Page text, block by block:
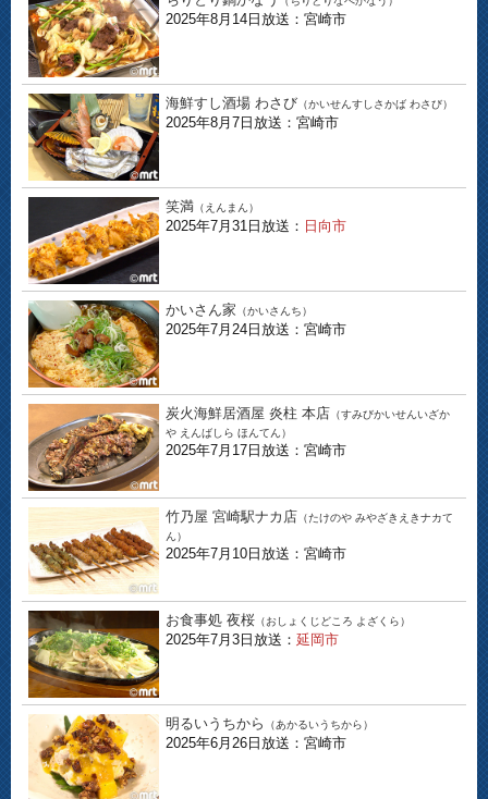
2025年8月14日放送：宮崎市
海鮮すし酒場 わさび （かいせんすしさかば わさび）
2025年8月7日放送：宮崎市
笑満 （えんまん）
2025年7月31日放送： 日向市
かいさん家 （かいさんち）
2025年7月24日放送：宮崎市
炭火海鮮居酒屋 炎柱 本店 （すみびかいせんいざか
や えんばしら ほんてん）
2025年7月17日放送：宮崎市
竹乃屋 宮崎駅ナカ店 （たけのや みやざきえきナカて
ん）
2025年7月10日放送：宮崎市
お食事処 夜桜 （おしょくじどころ よざくら）
2025年7月3日放送： 延岡市
明るいうちから （あかるいうちから）
2025年6月26日放送：宮崎市